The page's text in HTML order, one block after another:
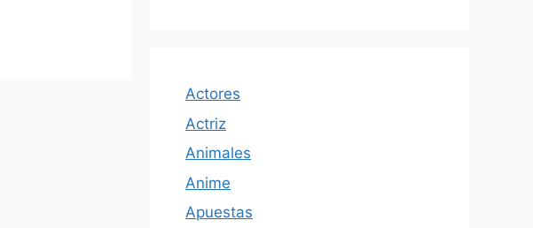
Actores
Actriz
Animales
Anime
Apuestas